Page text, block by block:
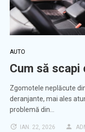
AUTO
Cum să scapi
Zgomotele neplăcute
deranjante, mai ales
problemă din…
IAN. 22, 2026